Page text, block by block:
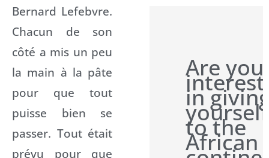
Bernard Lefebvre.
Chacun de son
côté a mis un peu
la main à la pâte
pour que tout
puisse bien se
passer. Tout était
prévu pour que
Are you
in
yourself
to the
African